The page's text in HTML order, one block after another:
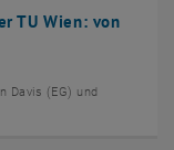
TU Wien: von
Davis (EG) und